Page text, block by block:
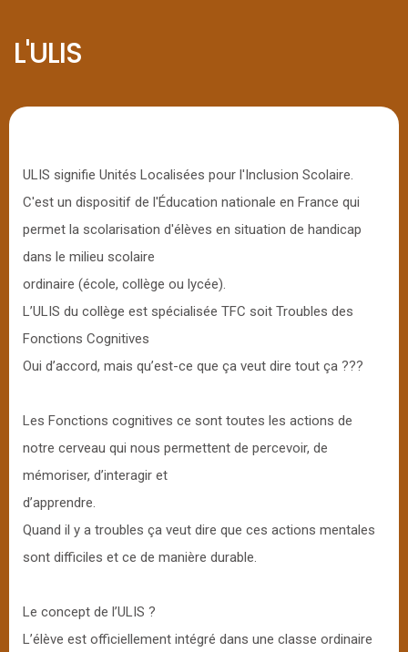
L'ULIS
ULIS signifie Unités Localisées pour l'Inclusion Scolaire.
C'est un dispositif de l'Éducation nationale en France qui
permet la scolarisation d'élèves en situation de handicap
dans le milieu scolaire
ordinaire (école, collège ou lycée).
L’ULIS du collège est spécialisée TFC soit Troubles des
Fonctions Cognitives
Oui d’accord, mais qu’est-ce que ça veut dire tout ça ???
Les Fonctions cognitives ce sont toutes les actions de
notre cerveau qui nous permettent de percevoir, de
mémoriser, d’interagir et
d’apprendre.
Quand il y a troubles ça veut dire que ces actions mentales
sont difficiles et ce de manière durable.
Le concept de l’ULIS ?
L’élève est officiellement intégré dans une classe ordinaire